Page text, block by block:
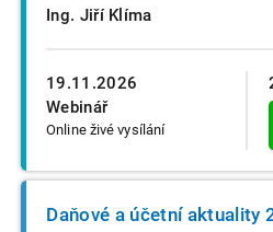
19.11.2026
Webinář
Online živé vysílání
Ing. Jiří Klíma
Daňové a účetní aktuality